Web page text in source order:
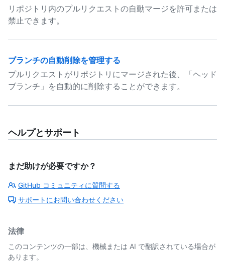
リポジトリ内のプルリクエストの自動マージを許可または
禁止できます。
ブランチの自動削除を管理する
プルリクエストがリポジトリにマージされた後、「ヘッド
ブランチ」を自動的に削除することができます。
ヘルプとサポート
まだ助けが必要ですか？
GitHub コミュニティに質問する
サポートにお問い合わせください
法律
このコンテンツの一部は、機械または AI で翻訳されている場合が
あります。